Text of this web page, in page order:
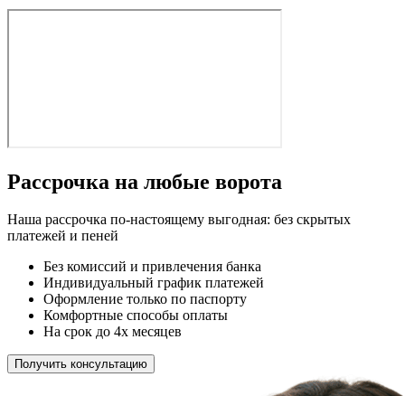
Рассрочка на любые ворота
Наша рассрочка по-настоящему выгодная: без скрытых
платежей и пеней
Без комиссий и привлечения банка
Индивидуальный график платежей
Оформление только по паспорту
Комфортные способы оплаты
На срок до 4х месяцев
Получить консультацию